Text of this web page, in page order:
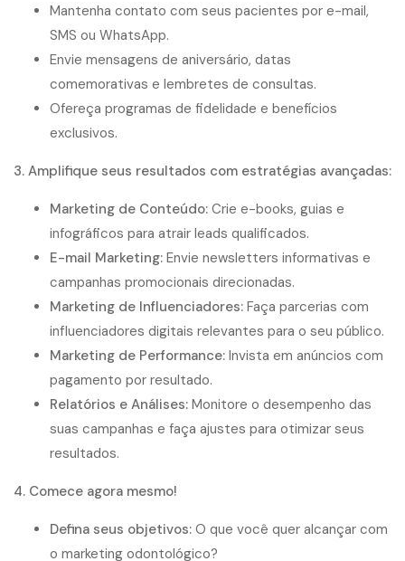
Mantenha contato com seus pacientes por e-mail,
SMS ou WhatsApp.
Envie mensagens de aniversário, datas
comemorativas e lembretes de consultas.
Ofereça programas de fidelidade e benefícios
exclusivos.
3. Amplifique seus resultados com estratégias avançadas:
Marketing de Conteúdo: Crie e-books, guias e
infográficos para atrair leads qualificados.
E-mail Marketing: Envie newsletters informativas e
campanhas promocionais direcionadas.
Marketing de Influenciadores: Faça parcerias com
influenciadores digitais relevantes para o seu público.
Marketing de Performance: Invista em anúncios com
pagamento por resultado.
Relatórios e Análises: Monitore o desempenho das
suas campanhas e faça ajustes para otimizar seus
resultados.
4. Comece agora mesmo!
Defina seus objetivos: O que você quer alcançar com
o marketing odontológico?